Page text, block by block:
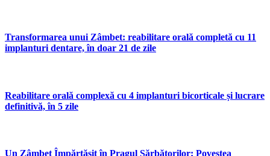
Transformarea unui Zâmbet: reabilitare orală completă cu 11
implanturi dentare, în doar 21 de zile
Reabilitare orală complexă cu 4 implanturi bicorticale și lucrare
definitivă, în 5 zile
Un Zâmbet Împărtășit în Pragul Sărbătorilor: Povestea